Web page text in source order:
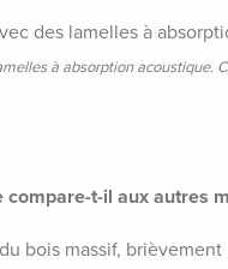
à absorption acoustique.
t-il aux autres
bois massif,